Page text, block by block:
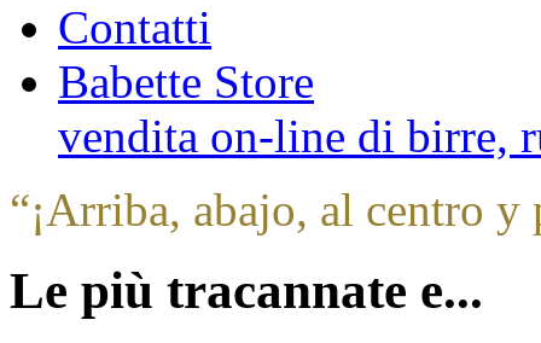
Contatti
Babette Store
vendita on-line di birre,
“¡Arriba, abajo, al centro y
Le più tracannate e...